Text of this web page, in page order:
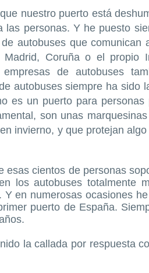
nuestro puerto está
las personas. Y he puesto
autobuses que comunican
Madrid, Coruña o el propio
de autobuses
autobuses siempre ha sido
es un puerto para
son unas
invierno, y que protejan
esas cientos de personas
los autobuses totalmente
Y en numerosas ocasiones
puerto de España.
la callada por respuesta